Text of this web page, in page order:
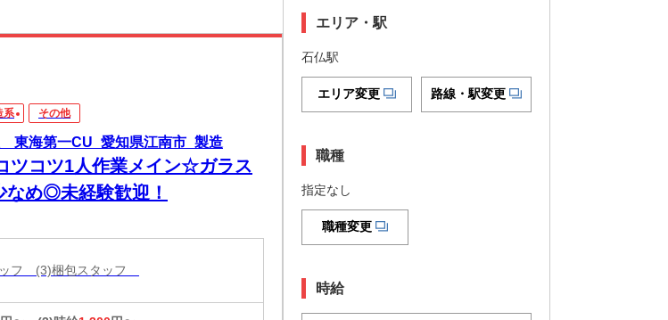
系 その他
東海第一CU_愛知県江南市_製造
ツコツ1人作業メイン☆ガラス
なめ◎未経験歓迎！
フ (3)梱包スタッフ
エリア・駅
石仏駅
エリア変更 路線・駅変更
職種
指定なし
職種変更
時給